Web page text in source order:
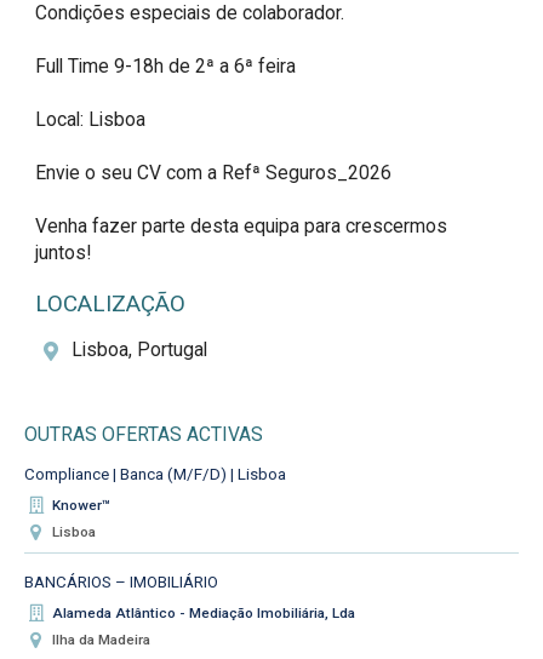
Condições especiais de colaborador.
Full Time 9-18h de 2ª a 6ª feira
Local: Lisboa
Envie o seu CV com a Refª Seguros_2026
Venha fazer parte desta equipa para crescermos
juntos!
LOCALIZAÇÃO
Lisboa, Portugal
OUTRAS OFERTAS ACTIVAS
Compliance | Banca (M/F/D) | Lisboa
Knower™
Lisboa
BANCÁRIOS – IMOBILIÁRIO
Alameda Atlântico - Mediação Imobiliária, Lda
Ilha da Madeira